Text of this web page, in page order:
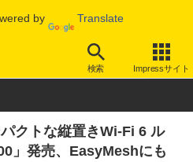
by Translate
検索 Impressサイト
無線LAN
クトな縦置きWi-Fi 6 ル
」発売、EasyMeshにも